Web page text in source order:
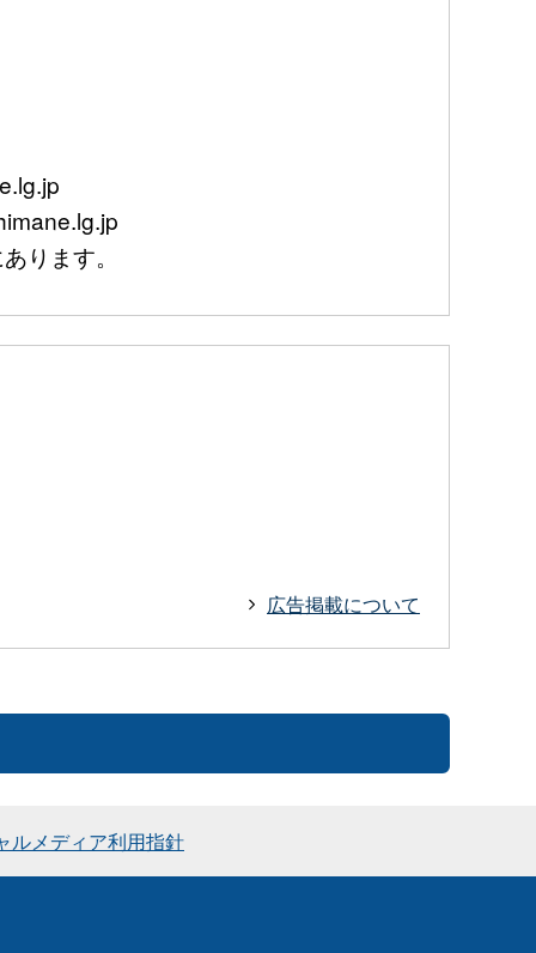
ます。
広告掲載について
ルメディア利用指針